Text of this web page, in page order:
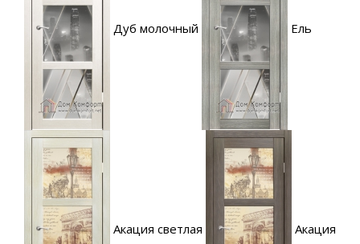
Дуб молочный Ель
Акация светлая Акация